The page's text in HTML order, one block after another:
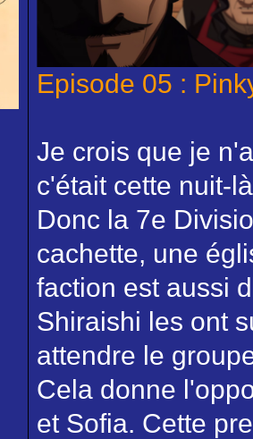
Episode 05 :
Je crois que je
c'était cette nuit-
Donc la 7e
cachette, une
faction est aussi
Shiraishi les ont
attendre le
Cela donne
et Sofia. Cette